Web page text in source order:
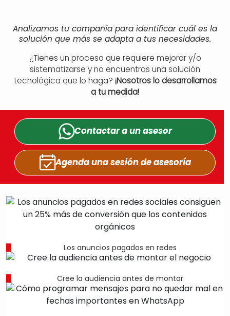
Analizamos tu compañía para identificar cuál es la
solución que más se adapta a tus necesidades.
¿Tienes un proceso que requiere mejorar y/o
sistematizarse y no encuentras una solución
tecnológica que lo haga? ¡Nosotros lo desarrollamos
a tu medida!
Contactar a unasesor
Agenda una sesiónde asesoría
Los anuncios pagados en redes
Cree la audiencia antes de montar